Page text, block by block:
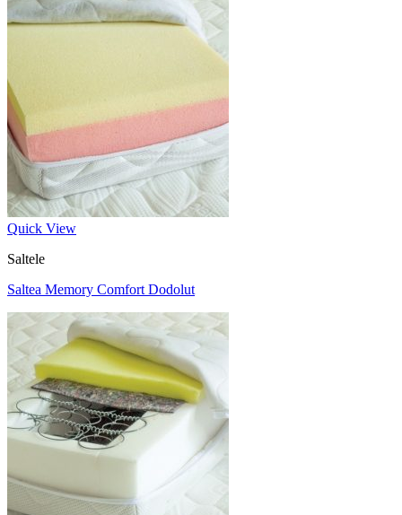
Quick View
Saltele
Saltea Memory Comfort Dodolut